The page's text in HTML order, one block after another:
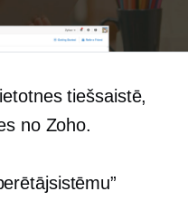
tiešsaistē,
no Zoho.